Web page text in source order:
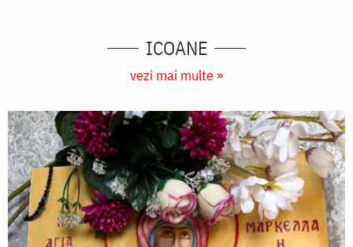
ICOANE
vezi mai multe »